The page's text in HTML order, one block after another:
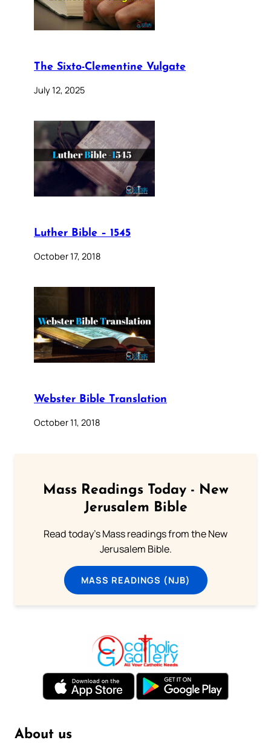
The Sixto-Clementine Vulgate
July 12, 2025
Luther Bible – 1545
October 17, 2018
Webster Bible Translation
October 11, 2018
Mass Readings Today - New
Jerusalem Bible
Read today's Mass readings from the New
Jerusalem Bible.
MASS READINGS (NJB)
About us